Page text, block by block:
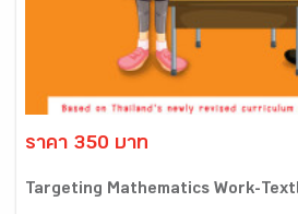
ราคา 350 บาท
Targeting Mathematics Work-